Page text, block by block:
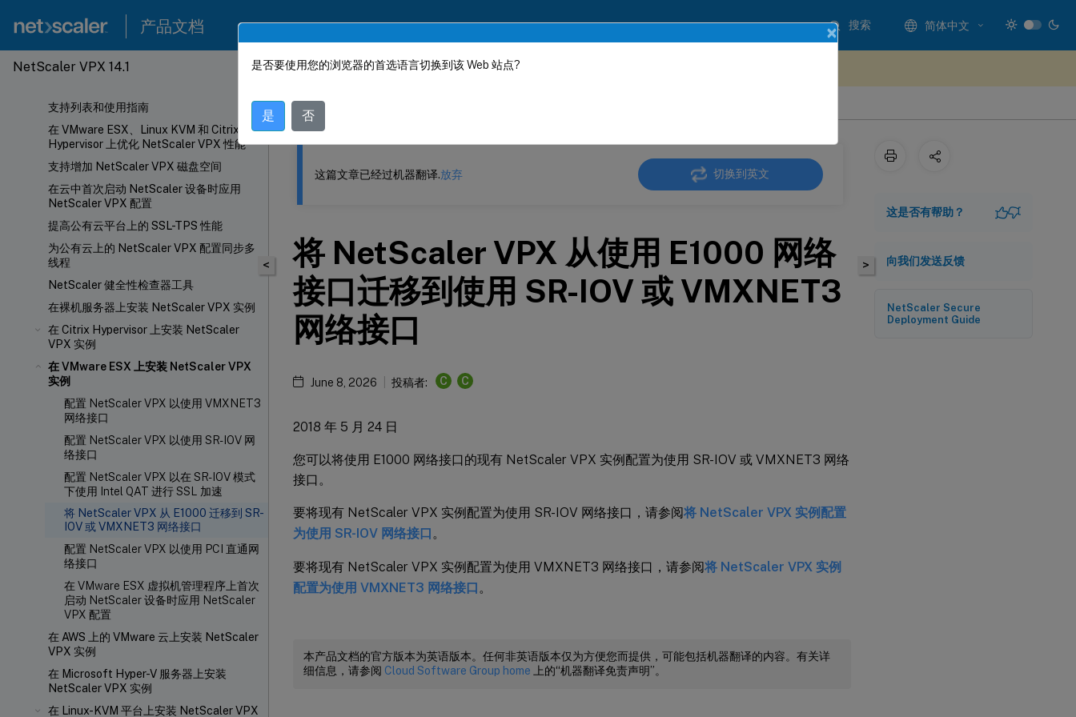
产品文档 搜索 简体中文
NetScaler VPX 14.1
支持列表和使用指南
在 VMware ESX、Linux KVM 和 Citrix
Hypervisor 上优化 NetScaler VPX 性能
支持增加 NetScaler VPX 磁盘空间
在云中首次启动 NetScaler 设备时应用
NetScaler VPX 配置
提高公有云平台上的 SSL-TPS 性能
为公有云上的 NetScaler VPX 配置同步多
线程
NetScaler 健全性检查器工具
在裸机服务器上安装 NetScaler VPX 实例
在 Citrix Hypervisor 上安装 NetScaler
VPX 实例
在 VMware ESX 上安装 NetScaler VPX
实例
配置 NetScaler VPX 以使用 VMXNET3
网络接口
配置 NetScaler VPX 以使用 SR-IOV 网
络接口
配置 NetScaler VPX 以在 SR-IOV 模式
下使用 Intel QAT 进行 SSL 加速
将 NetScaler VPX 从 E1000 迁移到 SR-
IOV 或 VMXNET3 网络接口
配置 NetScaler VPX 以使用 PCI 直通网
络接口
在 VMware ESX 虚拟机管理程序上首次
启动 NetScaler 设备时应用 NetScaler
VPX 配置
在 AWS 上的 VMware 云上安装 NetScaler
VPX 实例
在 Microsoft Hyper-V 服务器上安装
NetScaler VPX 实例
在 Linux-KVM 平台上安装 NetScaler VPX
此内容已经过机器动态翻译。
<
这篇文章已经过机器翻译.放弃 切换到英文
将 NetScaler VPX 从使用 E1000 网络
接口迁移到使用 SR-IOV 或 VMXNET3
网络接口
June 8, 2026 投稿者: C C
2018 年 5 月 24 日
您可以将使用 E1000 网络接口的现有 NetScaler VPX 实例配置为使用 SR-IOV 或 VMXNET3 网络
接口。
要将现有 NetScaler VPX 实例配置为使用 SR-IOV 网络接口，请参阅将 NetScaler VPX 实例配置
为使用 SR-IOV 网络接口 。
要将现有 NetScaler VPX 实例配置为使用 VMXNET3 网络接口，请参阅将 NetScaler VPX 实例
配置为使用 VMXNET3 网络接口 。
本产品文档的官方版本为英语版本。任何非英语版本仅为方便您而提供，可能包括机器翻译的内容。有关详
细信息，请参阅 Cloud Software Group home 上的“机器翻译免责声明”。
>
这是否有帮助？
向我们发送反馈
NetScaler Secure
Deployment Guide
×
是否要使用您的浏览器的首选语言切换到该 Web 站点?
是 否